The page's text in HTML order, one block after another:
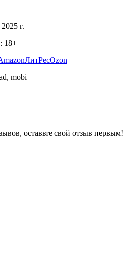
г.
18+
ЛитРесOzon
mobi
оставьте свой отзыв первым!